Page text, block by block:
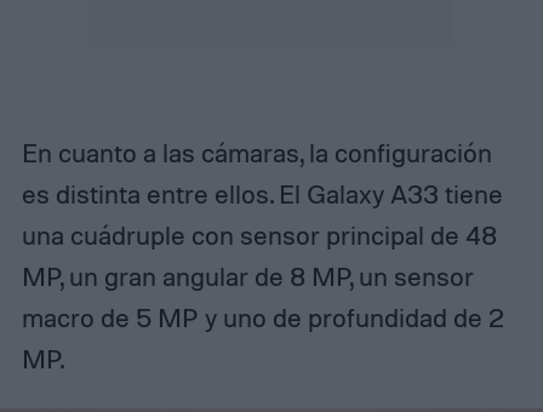
En cuanto a las cámaras, la configuración
es distinta entre ellos. El Galaxy A33 tiene
una cuádruple con sensor principal de 48
MP, un gran angular de 8 MP, un sensor
macro de 5 MP y uno de profundidad de 2
MP.